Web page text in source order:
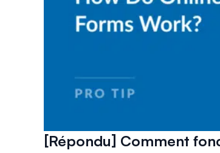
[Répondu] Comment